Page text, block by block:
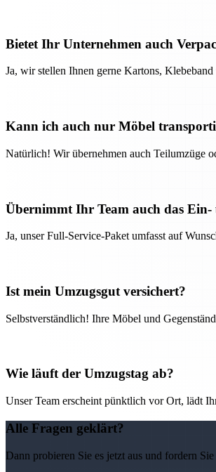
Bietet Ihr Unternehmen auch
Ja, wir stellen Ihnen gerne Kartons,
Kann ich auch nur Möbel
Natürlich! Wir übernehmen auch Teilumzüge
Übernimmt Ihr Team auch das Ein-
Ja, unser Full-Service-Paket umfasst auf
Ist mein Umzugsgut versichert?
Selbstverständlich! Ihre Möbel und
Wie läuft der Umzugstag ab?
Unser Team erscheint pünktlich vor Ort, lädt
Alle Fragen geklärt?
Dann probieren Sie es jetzt aus und fordern